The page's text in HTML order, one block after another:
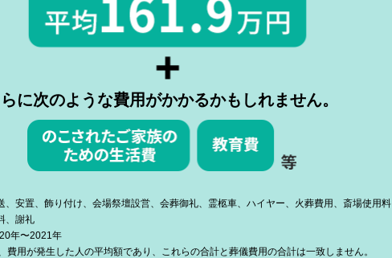
に次のような費用がかかるかもしれません。
、安置、飾り付け、会場祭壇設営、会葬御礼、霊柩車、ハイヤー、火葬費用、斎場使用料
、謝礼
年〜2021年
用が発生した人の平均額であり、これらの合計と葬儀費用の合計は一致しません。